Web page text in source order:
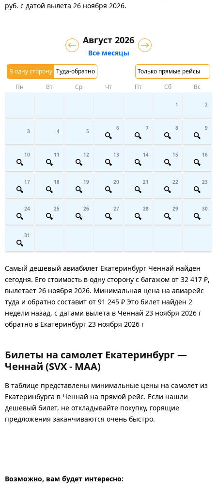
руб. с датой вылета 26 ноября 2026.
В одну сторону Туда-обратно Только прямые рейсы
Август 2026
Все месяцы
Пн Вт Ср Чт Пт Сб Вс
1 2
3 4 5 6 7 8 9
10 11 12 13 14 15 16
17 18 19 20 21 22 23
24 25 26 27 28 29 30
31
Самый дешевый авиабилет Екатеринбург Ченнай найден
сегодня. Его стоимость в одну сторону с багажом от 32 417 ₽,
вылетает 26 ноября 2026. Минимальная цена на авиарейс
туда и обратно составит от 91 245 ₽ Это билет найден 2
недели назад, с датами вылета в Ченнай 23 ноября 2026 г
обратно в Екатеринбург 23 ноября 2026 г
Билеты на самолет Екатеринбург —
Ченнай (SVX - MAA)
В таблице представлены минимальные цены на самолет из
Екатеринбурга в Ченнай на прямой рейс. Если нашли
дешевый билет, не откладывайте покупку, горящие
предложения заканчиваются очень быстро.
Возможно, вам будет интересно: